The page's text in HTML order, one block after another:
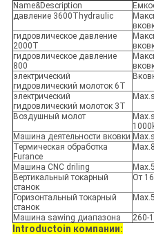
Name&Description
давление 3600Thydraulic
гидровлическое давление
2000T
гидровлическое давление
800
электрический
гидровлический молоток 6T
электрический
гидровлический молоток 3T
Воздушный молот
Машина деятельности вковки
Термическая обработка
Furance
Машина CNC driling
Вертикальный токарный
станок
От
Горизонтальный токарный
станок
Машина sawing диапазона 260-
Introductoin компании: